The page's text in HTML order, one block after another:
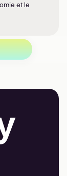
et le